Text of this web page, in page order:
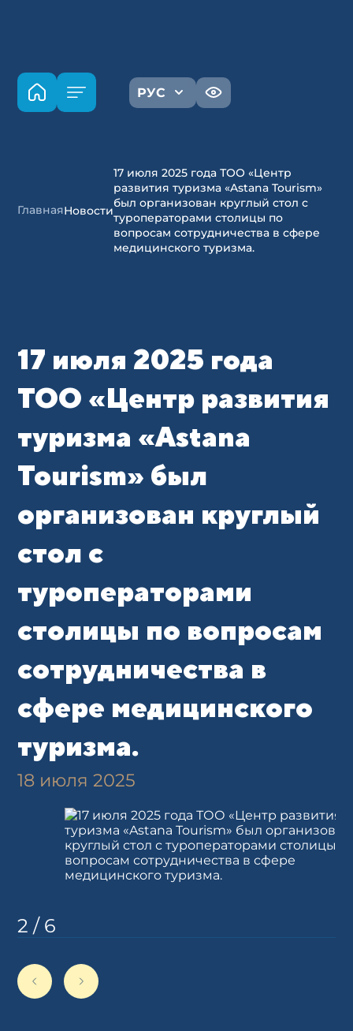
РУС
ГлавнаяНовости
17 июля 2025 года ТОО «Центр
развития туризма «Astana Tourism»
был организован круглый стол с
туроператорами столицы по
вопросам сотрудничества в сфере
медицинского туризма.
17 июля 2025 года
ТОО «Центр развития
туризма «Astana
Tourism» был
организован круглый
стол с
туроператорами
столицы по вопросам
сотрудничества в
сфере медицинского
туризма.
18 июля 2025
2 / 6